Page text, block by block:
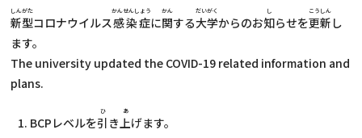
新型
しんがた
コロナウイルス感染症
かんせんしょう
に関
かん
する大学
だいがく
からのお知
し
らせを更新
こうしん
し
ます。
The university updated the COVID-19 related information and
plans.
BCPレベルを引
ひ
き上
あ
げます。